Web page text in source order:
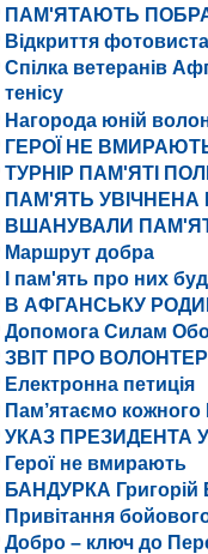
ПАМ'ЯТАЮТЬ
Відкриття
Спілка ветеранів
тенісу
Нагорода юній
ГЕРОЇ НЕ
ТУРНІР ПАМ'ЯТІ
ПАМ'ЯТЬ УВІЧНЕНА
ВШАНУВАЛИ
Маршрут добра
І пам'ять про них
В АФГАНСЬКУ
Допомога Силам
ЗВІТ ПРО
Електронна петиція
Пам’ятаємо кожного
УКАЗ ПРЕЗИДЕНТА
Герої не вмирають
БАНДУРКА Григорій
Привітання
Добро – ключ до